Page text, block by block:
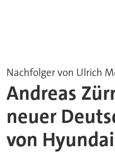
Nachfolger von Ulrich
Andreas
neuer
von Hyundai